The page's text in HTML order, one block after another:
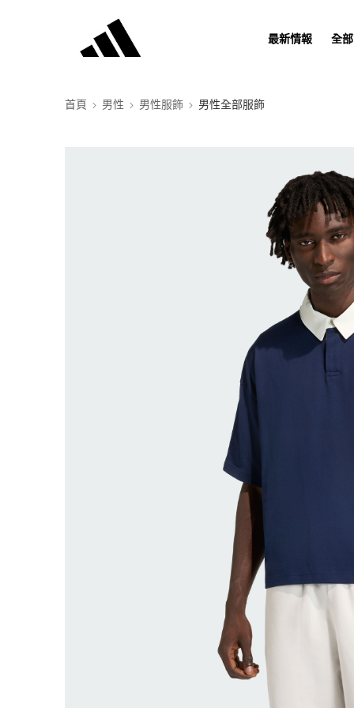
最新情報 全
首頁 男性 男性服飾 男性全部服飾